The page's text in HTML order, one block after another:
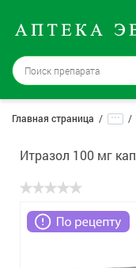
Москва→
12
Войти |
Доставка и
Способ
Главная страница ...
Итразол 100 мг